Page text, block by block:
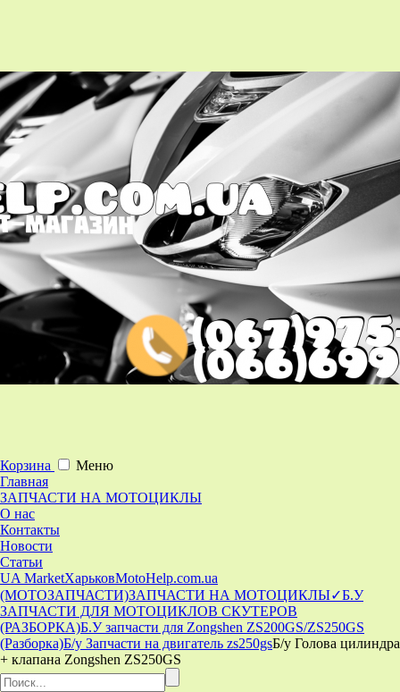
Корзина
Меню
Главная
ЗАПЧАСТИ НА МОТОЦИКЛЫ
О нас
Контакты
Новости
Статьи
UA MarketХарьковMotoHelp.com.ua
(МОТОЗАПЧАСТИ)ЗАПЧАСТИ НА МОТОЦИКЛЫ✓Б.У
ЗАПЧАСТИ ДЛЯ МОТОЦИКЛОВ СКУТЕРОВ
(РАЗБОРКА)Б.У запчасти для Zongshen ZS200GS/ZS250GS
(Разборка)Б/у Запчасти на двигатель zs250gsБ/у Голова цилиндра
+ клапана Zongshen ZS250GS